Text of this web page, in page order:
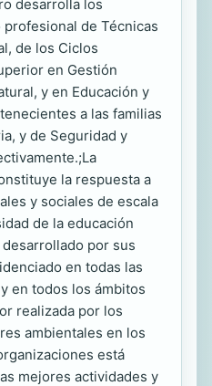
desarrolla los
de Técnicas
de los Ciclos
en Gestión
y en Educación y
a las familias
y de Seguridad y
la respuesta a
y sociales de escala
de la educación
por sus
en todas las
en todos los ámbitos
realizada por los
ambientales en los
está
mejores actividades y